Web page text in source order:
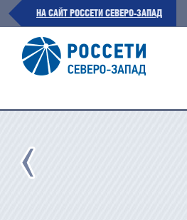
НА САЙТ РОССЕТИ СЕВЕРО-ЗАПАД